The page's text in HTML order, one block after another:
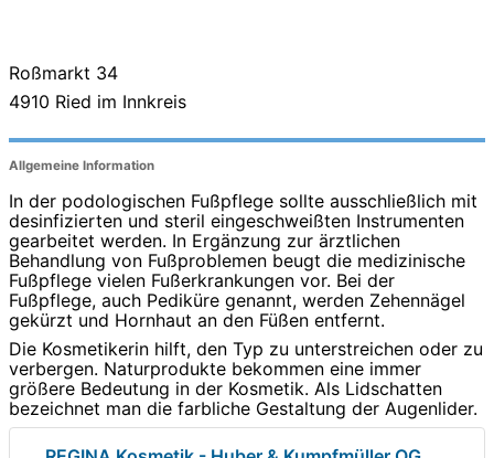
Roßmarkt 34
4910 Ried im Innkreis
Allgemeine Information
In der podologischen Fußpflege sollte ausschließlich mit
desinfizierten und steril eingeschweißten Instrumenten
gearbeitet werden. In Ergänzung zur ärztlichen
Behandlung von Fußproblemen beugt die medizinische
Fußpflege vielen Fußerkrankungen vor. Bei der
Fußpflege, auch Pediküre genannt, werden Zehennägel
gekürzt und Hornhaut an den Füßen entfernt.
Die Kosmetikerin hilft, den Typ zu unterstreichen oder zu
verbergen. Naturprodukte bekommen eine immer
größere Bedeutung in der Kosmetik. Als Lidschatten
bezeichnet man die farbliche Gestaltung der Augenlider.